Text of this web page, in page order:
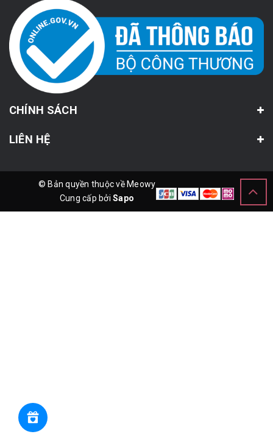
CHÍNH SÁCH
LIÊN HỆ
© Bản quyền thuộc về Meowy
Cung cấp bởiSapo